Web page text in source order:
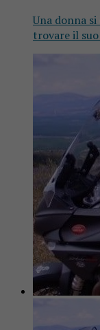
Una donna
trovare il suo